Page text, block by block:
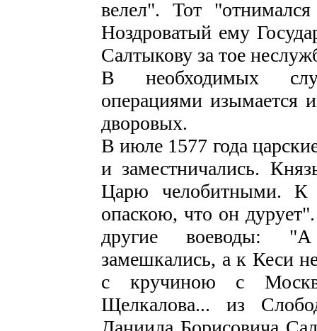
велел". Тот
Ноздроватый ему
Салтыкову за тое
В необходимых
операциями изымается
дворовых.
В июле 1577 года
и заместничались.
Царю челобитными.
опаскою, что он
другие воеводы: "А
замешкались, а к Кеси
с кручиною с
Щелкалова... из